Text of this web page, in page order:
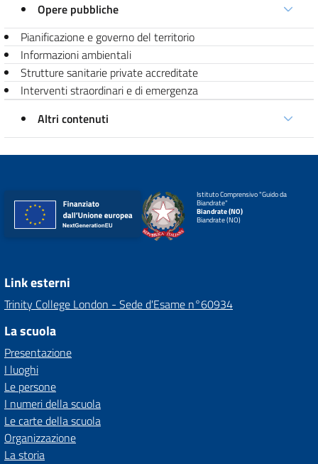
Opere pubbliche
Pianificazione e governo del territorio
Informazioni ambientali
Strutture sanitarie private accreditate
Interventi straordinari e di emergenza
Altri contenuti
Istituto Comprensivo "Guido da
Biandrate"
Biandrate (NO)
Biandrate (NO)
Link esterni
Trinity College London - Sede d'Esame n°60934
La scuola
Presentazione
I luoghi
Le persone
I numeri della scuola
Le carte della scuola
Organizzazione
La storia